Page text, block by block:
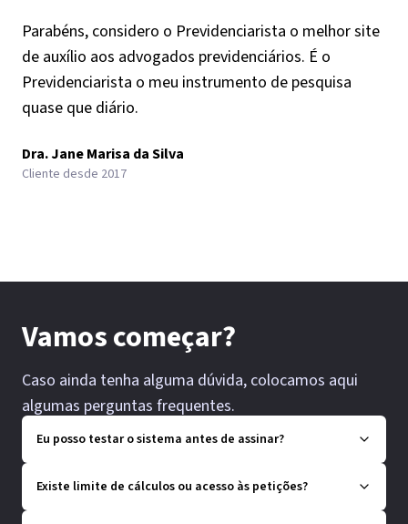
Parabéns, considero o Previdenciarista o melhor site
de auxílio aos advogados previdenciários. É o
Previdenciarista o meu instrumento de pesquisa
quase que diário.
Dra. Jane Marisa da Silva
Cliente desde 2017
Vamos começar?
Caso ainda tenha alguma dúvida, colocamos aqui
algumas perguntas frequentes.
Eu posso testar o sistema antes de assinar?
Existe limite de cálculos ou acesso às petições?